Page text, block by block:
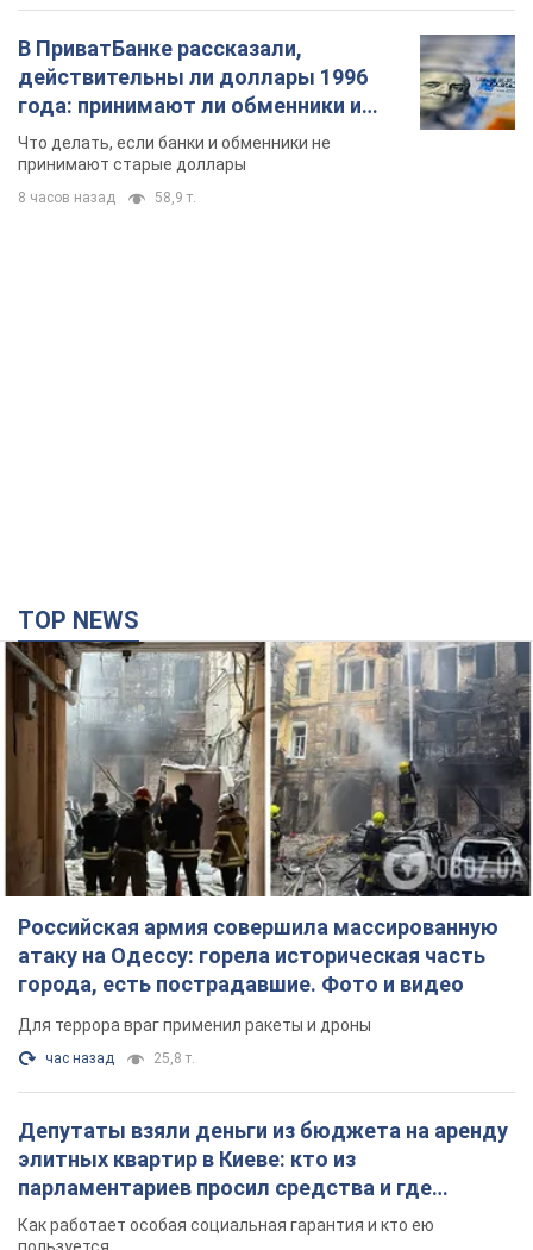
В ПриватБанке рассказали,
действительны ли доллары 1996
года: принимают ли обменники и
банки такие купюры
Что делать, если банки и обменники не
принимают старые доллары
8 часов назад 58,9 т.
TOP NEWS
Российская армия совершила массированную
атаку на Одессу: горела историческая часть
города, есть пострадавшие. Фото и видео
Для террора враг применил ракеты и дроны
час назад 25,8 т.
Депутаты взяли деньги из бюджета на аренду
элитных квартир в Киеве: кто из
парламентариев просил средства и где
поселился
Как работает особая социальная гарантия и кто ею
пользуется